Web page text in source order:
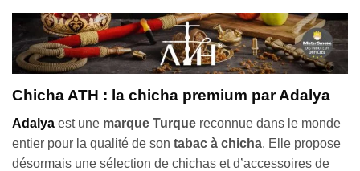
Chicha ATH : la chicha premium par Adalya
Adalya est une marque Turque reconnue dans le monde
entier pour la qualité de son tabac à chicha. Elle propose
désormais une sélection de chichas et d’accessoires de